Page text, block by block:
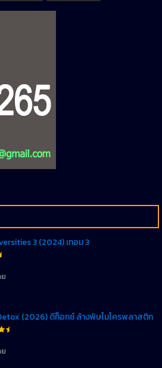
3 (2024) เทอม 3
(2026) ดีท็อกซ์ ล้างพิษไมโครพลาสติก